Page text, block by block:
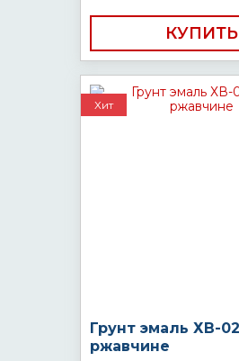
КУПИТЬ
Хит
Грунт эмаль ХВ-
ржавчине